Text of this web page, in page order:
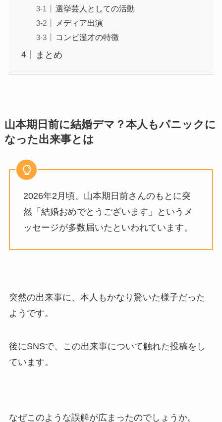
選挙芸人としての活動
メディア出演
コンビ漫才の特徴
まとめ
山本期日前に結婚デマ？本人もパニックに
なった出来事とは
2026年2月頃、山本期日前さんのもとに突
然「結婚おめでとうございます」というメ
ッセージが多数届いたといわれています。
突然の出来事に、本人もかなり驚いた様子だった
ようです。
後にSNSで、この出来事について触れた投稿をし
ています。
なぜこのような誤解が広まったのでしょうか。